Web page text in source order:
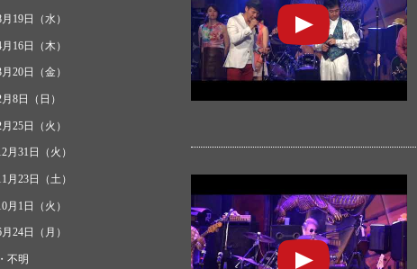
19日（水）
16日（木）
20日（金）
8日（日）
25日（火）
月31日（火）
月23日（土）
月1日（火）
24日（月）
不明